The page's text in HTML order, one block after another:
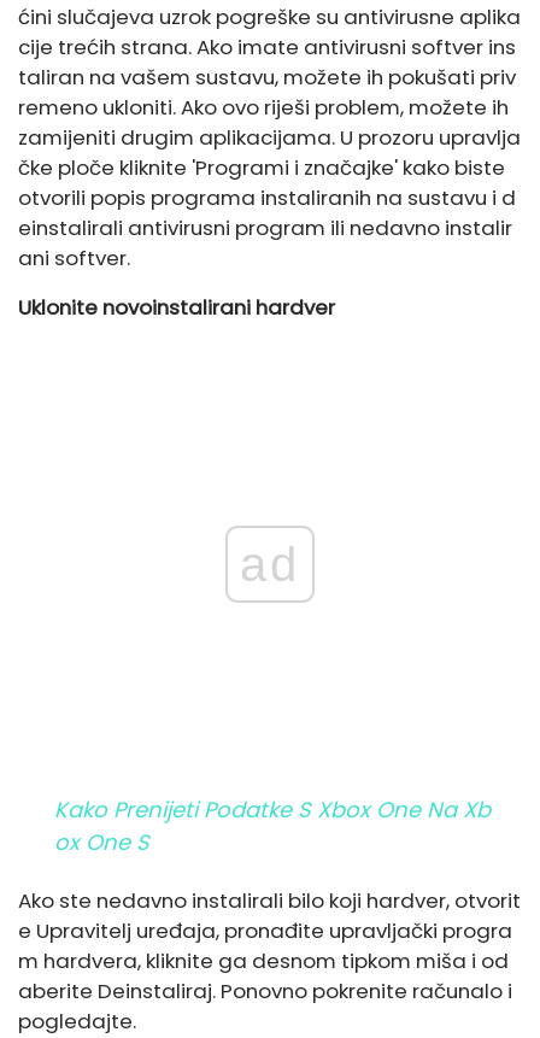
ćini slučajeva uzrok pogreške su antivirusne aplika
cije trećih strana. Ako imate antivirusni softver ins
taliran na vašem sustavu, možete ih pokušati priv
remeno ukloniti. Ako ovo riješi problem, možete ih
zamijeniti drugim aplikacijama. U prozoru upravlja
čke ploče kliknite 'Programi i značajke' kako biste
otvorili popis programa instaliranih na sustavu i d
einstalirali antivirusni program ili nedavno instalir
ani softver.
Uklonite novoinstalirani hardver
ad
Kako Prenijeti Podatke S Xbox One Na Xb
Ox One S
Ako ste nedavno instalirali bilo koji hardver, otvorit
e Upravitelj uređaja, pronađite upravljački progra
m hardvera, kliknite ga desnom tipkom miša i od
aberite Deinstaliraj. Ponovno pokrenite računalo i
pogledajte.